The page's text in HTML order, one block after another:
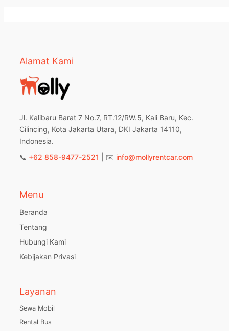
Alamat Kami
Jl. Kalibaru Barat 7 No.7, RT.12/RW.5, Kali Baru, Kec.
Cilincing, Kota Jakarta Utara, DKI Jakarta 14110,
Indonesia.
📞 +62 858-9477-2521 | ✉️ info@mollyrentcar.com
Menu
Beranda
Tentang
Hubungi Kami
Kebijakan Privasi
Layanan
Sewa Mobil
Rental Bus